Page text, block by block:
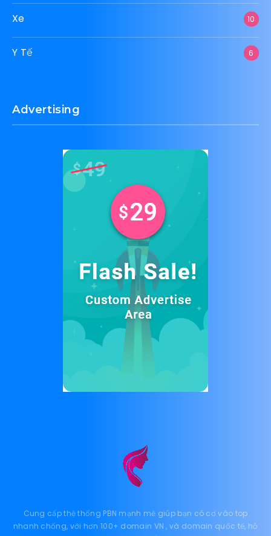
Xe 10
Y Tế 6
Advertising
Cung cấp thệ thống PBN mạnh mẽ giúp bạn có cơ vào top
nhanh chống, với hơn 100+ domain VN , và domain quốc tế, hỗ